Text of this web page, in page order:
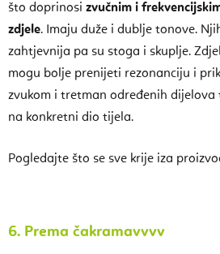
što doprinosi zvučnim i
zdjele. Imaju duže i dublje tonove.
zahtjevnija pa su stoga i skuplje.
mogu bolje prenijeti rezonanciju i
zvukom i tretman određenih
na konkretni dio tijela.
Pogledajte što se sve krije iza
6. Prema čakramavvvv